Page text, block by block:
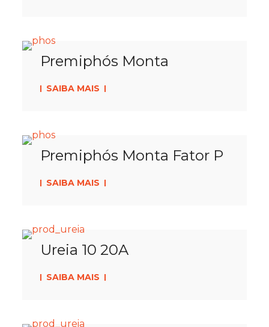
Premiphós Monta
SAIBA MAIS
Premiphós Monta Fator P
SAIBA MAIS
Ureia 10 20A
SAIBA MAIS